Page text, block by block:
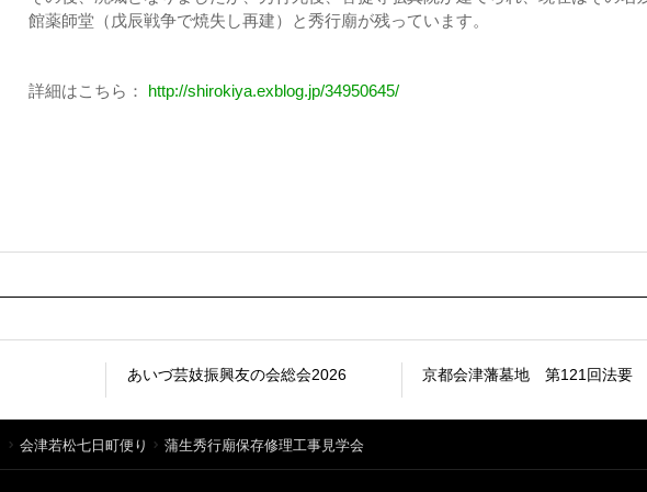
館薬師堂（戊辰戦争で焼失し再建）と秀行廟が残っています。
詳細はこちら： http://shirokiya.exblog.jp/34950645/
あいづ芸妓振興友の会総会2026 京都会津藩墓地 第121回法要
会津若松七日町便り 蒲生秀行廟保存修理工事見学会